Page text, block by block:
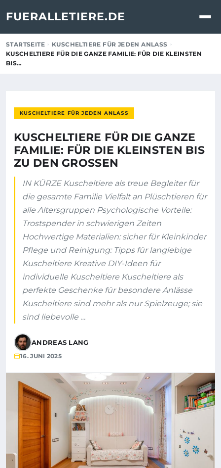
FUERALLETIERE.DE
STARTSEITE
KUSCHELTIERE FÜR JEDEN ANLASS
KUSCHELTIERE FÜR DIE GANZE FAMILIE: FÜR DIE KLEINSTEN
BIS…
KUSCHELTIERE FÜR JEDEN ANLASS
KUSCHELTIERE FÜR DIE GANZE
FAMILIE: FÜR DIE KLEINSTEN BIS
ZU DEN GROSSEN
IN KÜRZE Kuscheltiere als treue Begleiter für
die gesamte Familie Vielfalt an Plüschtieren für
alle Altersgruppen Psychologische Vorteile:
Trostspender in schwierigen Zeiten
Hochwertige Materialien: sicher für Kleinkinder
Pflege und Reinigung: Tipps für langlebige
Kuscheltiere Kreative DIY-Ideen für
individuelle Kuscheltiere Kuscheltiere als
perfekte Geschenke für besondere Anlässe
Kuscheltiere sind mehr als nur Spielzeuge; sie
sind liebevolle …
ANDREAS LANG
16. JUNI 2025